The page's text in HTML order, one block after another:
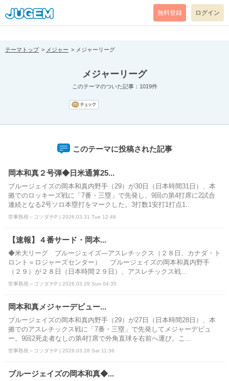
[pear_error: message="Success" code=0 mode=return level=notice
prefix="" info=""]
無料登録 ログイン
テーマトップ メジャー メジャーリーグ
メジャーリーグ
このテーマのついた記事：1019件
このテーマに投稿された記事
岡本和真２号弾◆日米通算25...
ブルージェイズの岡本和真内野手（29）が30日（日本時間31日）、本
拠でのロッキーズ戦に「7番・三塁」で先発し、9回の第4打席に2試合
連続となる2号ソロ本塁打をマークした。3打数1安打1打点1...
世事熟視～コソダチP | 2026.03.31 Tue 12:48
【速報】４番サード・岡本...
◆米大リーグ ブルージェイズ―アスレチックス（２８日、カナダ・ト
ロント＝ロジャーズセンター） ブルージェイズの岡本和真内野手
（２９）が２８日（日本時間２９日）、アスレチックス戦...
世事熟視～コソダチP | 2026.03.29 Sun 04:35
岡本和真メジャーデビュー...
ブルージェイズの岡本和真内野手（29）が27日（日本時間28日）、本
拠でのアスレチックス戦に「7番・三塁」で先発してメジャーデビュ
ー。9回2死走者なしの第4打席で外角直球を右前へ運び。こ...
世事熟視～コソダチP | 2026.03.28 Sat 11:36
ブルージェイズの岡本和真◆...